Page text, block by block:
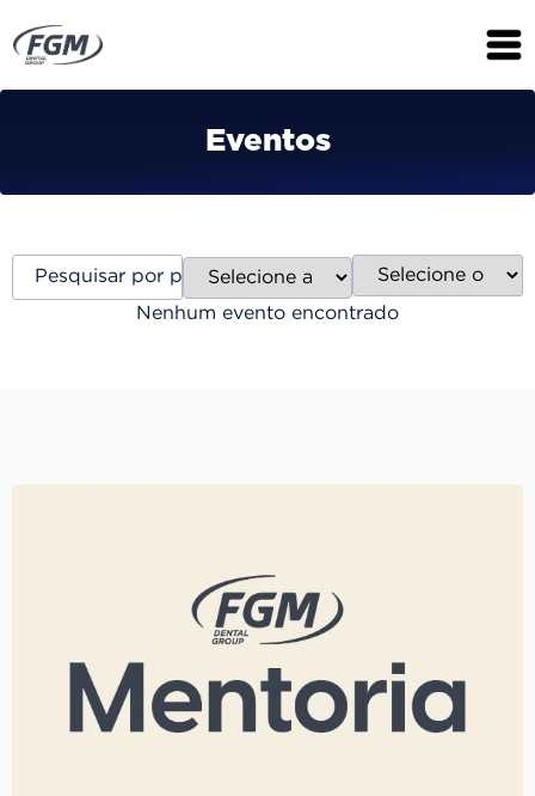
Eventos
Nenhum evento encontrado